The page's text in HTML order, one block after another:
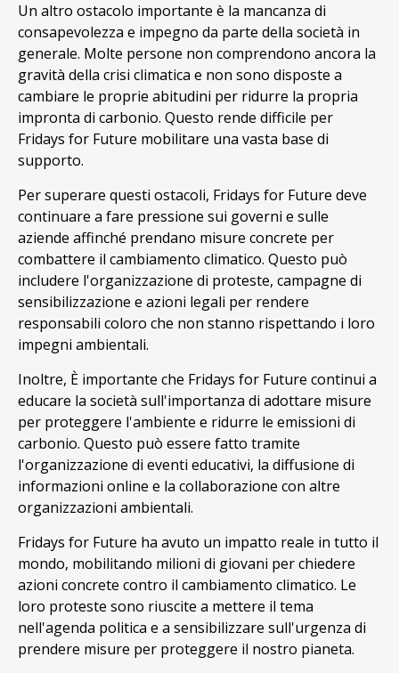
Un altro ostacolo importante è la mancanza di
consapevolezza e impegno da parte della società in
generale. Molte persone non comprendono ancora la
gravità della crisi climatica e non sono disposte a
cambiare le proprie abitudini per ridurre la propria
impronta di carbonio. Questo rende difficile per
Fridays for Future mobilitare una vasta base di
supporto.
Per superare questi ostacoli, Fridays for Future deve
continuare a fare pressione sui governi e sulle
aziende affinché prendano misure concrete per
combattere il cambiamento climatico. Questo può
includere l'organizzazione di proteste, campagne di
sensibilizzazione e azioni legali per rendere
responsabili coloro che non stanno rispettando i loro
impegni ambientali.
Inoltre, È importante che Fridays for Future continui a
educare la società sull'importanza di adottare misure
per proteggere l'ambiente e ridurre le emissioni di
carbonio. Questo può essere fatto tramite
l'organizzazione di eventi educativi, la diffusione di
informazioni online e la collaborazione con altre
organizzazioni ambientali.
Fridays for Future ha avuto un impatto reale in tutto il
mondo, mobilitando milioni di giovani per chiedere
azioni concrete contro il cambiamento climatico. Le
loro proteste sono riuscite a mettere il tema
nell'agenda politica e a sensibilizzare sull'urgenza di
prendere misure per proteggere il nostro pianeta.